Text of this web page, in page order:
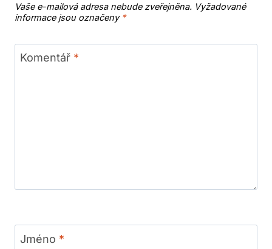
Vaše e-mailová adresa nebude zveřejněna. Vyžadované
informace jsou označeny *
Komentář *
Jméno *